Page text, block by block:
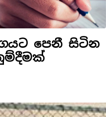
පෙනී සිටින